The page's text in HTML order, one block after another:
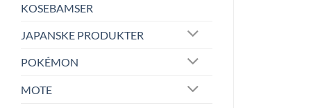
KOSEBAMSER
JAPANSKE PRODUKTER
POKÉMON
MOTE